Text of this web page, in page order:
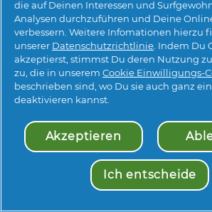
© 2026 Procter & Gamble. Alle Rechte
Gebrauch und Zugang zu den
Seite unterliegen unseren
die auf Deinen Interessen und
Analysen durchzuführen und Deine
verbessern. Weitere Infomationen hierzu
unserer Datenschutzrichtlinie. Indem Du
akzeptierst, stimmst Du deren Nutzung
zu, die in unserem Cookie Einwilligungs-
beschrieben sind, wo Du sie auch ganz
deaktivieren kannst.
Akzeptieren
Ich entscheide